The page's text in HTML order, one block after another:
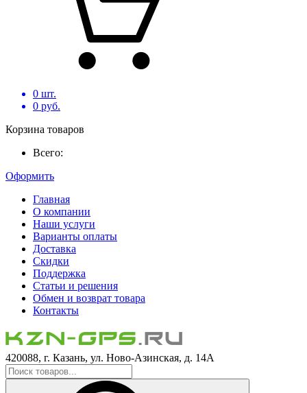
0 шт.
0 руб.
Корзина товаров
Всего:
Оформить
Главная
О компании
Наши услуги
Варианты оплаты
Доставка
Скидки
Поддержка
Статьи и решения
Обмен и возврат товара
Контакты
420088, г. Казань, ул. Ново-Азинская, д. 14А